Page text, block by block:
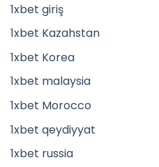
1xbet giriş
1xbet Kazahstan
1xbet Korea
1xbet malaysia
1xbet Morocco
1xbet qeydiyyat
1xbet russia